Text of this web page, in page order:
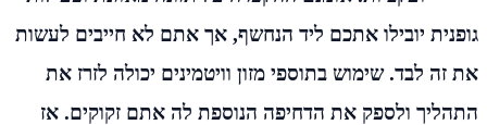
גופנית יובילו אתכם ליד הנחשף, אך אתם לא חייבים לעשות
את זה לבד. שימוש בתוספי מזון וויטמינים יכולה לזרז את
התהליך ולספק את הדחיפה הנוספת לה אתם זקוקים. אז